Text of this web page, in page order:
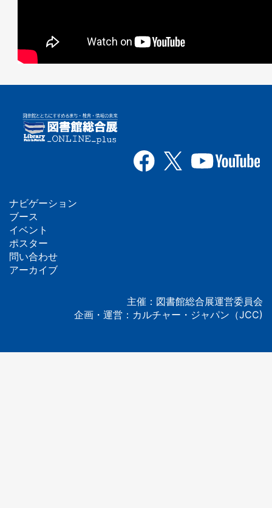
フ
ッ
タ
ナビゲーション
ブース
イベント
ポスター
問い合わせ
アーカイブ
主催：図書館総合展運営委員会
企画・運営：カルチャー・ジャパン（JCC)